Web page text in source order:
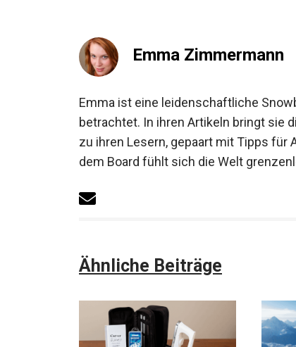
Emma Zimmermann
Emma ist eine leidenschaftliche
betrachtet. In ihren Artikeln bringt sie
dem Board fühlt sich die Welt
Ähnliche Beiträge